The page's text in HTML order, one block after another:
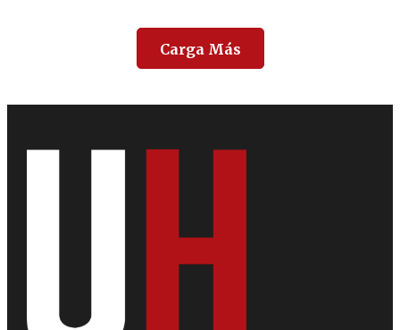
Carga Más